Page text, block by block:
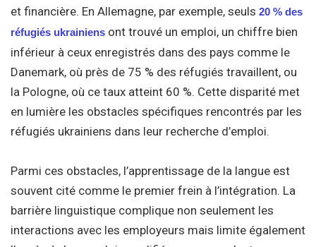
et financière. En Allemagne, par exemple, seuls 20 % des
réfugiés ukrainiens ont trouvé un emploi, un chiffre bien
inférieur à ceux enregistrés dans des pays comme le
Danemark, où près de 75 % des réfugiés travaillent, ou
la Pologne, où ce taux atteint 60 %. Cette disparité met
en lumière les obstacles spécifiques rencontrés par les
réfugiés ukrainiens dans leur recherche d’emploi.
Parmi ces obstacles, l’apprentissage de la langue est
souvent cité comme le premier frein à l’intégration. La
barrière linguistique complique non seulement les
interactions avec les employeurs mais limite également